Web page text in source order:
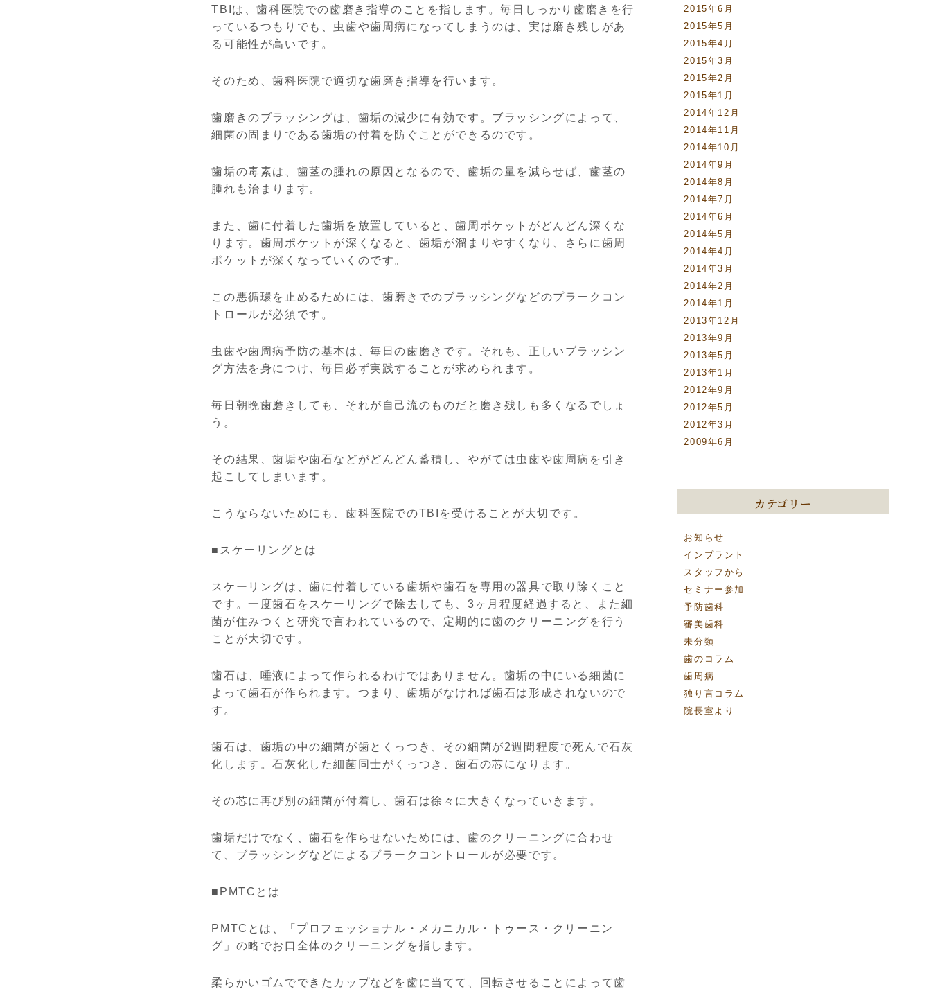
TBIは、歯科医院での歯磨き指導のことを指します。毎日しっかり歯磨きを行
っているつもりでも、虫歯や歯周病になってしまうのは、実は磨き残しがあ
る可能性が高いです。
そのため、歯科医院で適切な歯磨き指導を行います。
歯磨きのブラッシングは、歯垢の減少に有効です。ブラッシングによって、
細菌の固まりである歯垢の付着を防ぐことができるのです。
歯垢の毒素は、歯茎の腫れの原因となるので、歯垢の量を減らせば、歯茎の
腫れも治まります。
また、歯に付着した歯垢を放置していると、歯周ポケットがどんどん深くな
ります。歯周ポケットが深くなると、歯垢が溜まりやすくなり、さらに歯周
ポケットが深くなっていくのです。
この悪循環を止めるためには、歯磨きでのブラッシングなどのプラークコン
トロールが必須です。
虫歯や歯周病予防の基本は、毎日の歯磨きです。それも、正しいブラッシン
グ方法を身につけ、毎日必ず実践することが求められます。
毎日朝晩歯磨きしても、それが自己流のものだと磨き残しも多くなるでしょ
う。
その結果、歯垢や歯石などがどんどん蓄積し、やがては虫歯や歯周病を引き
起こしてしまいます。
こうならないためにも、歯科医院でのTBIを受けることが大切です。
■スケーリングとは
スケーリングは、歯に付着している歯垢や歯石を専用の器具で取り除くこと
です。一度歯石をスケーリングで除去しても、3ヶ月程度経過すると、また細
菌が住みつくと研究で言われているので、定期的に歯のクリーニングを行う
ことが大切です。
歯石は、唾液によって作られるわけではありません。歯垢の中にいる細菌に
よって歯石が作られます。つまり、歯垢がなければ歯石は形成されないので
す。
歯石は、歯垢の中の細菌が歯とくっつき、その細菌が2週間程度で死んで石灰
化します。石灰化した細菌同士がくっつき、歯石の芯になります。
その芯に再び別の細菌が付着し、歯石は徐々に大きくなっていきます。
歯垢だけでなく、歯石を作らせないためには、歯のクリーニングに合わせ
て、ブラッシングなどによるプラークコントロールが必要です。
■PMTCとは
PMTCとは、「プロフェッショナル・メカニカル・トゥース・クリーニン
グ」の略でお口全体のクリーニングを指します。
柔らかいゴムでできたカップなどを歯に当てて、回転させることによって歯
2015年6月
2015年5月
2015年4月
2015年3月
2015年2月
2015年1月
2014年12月
2014年11月
2014年10月
2014年9月
2014年8月
2014年7月
2014年6月
2014年5月
2014年4月
2014年3月
2014年2月
2014年1月
2013年12月
2013年9月
2013年5月
2013年1月
2012年9月
2012年5月
2012年3月
2009年6月
カテゴリー
お知らせ
インプラント
スタッフから
セミナー参加
予防歯科
審美歯科
未分類
歯のコラム
歯周病
独り言コラム
院長室より